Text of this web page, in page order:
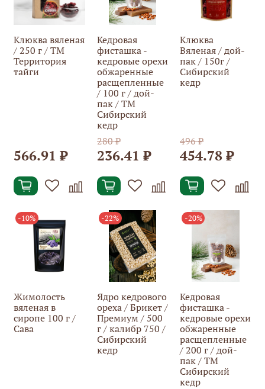
Клюква вяленая
/ 250 г / ТМ
Территория
тайги
566.91 ₽
Кедровая
фисташка -
кедровые орехи
обжаренные
расщепленные
/ 100 г / дой-
пак / ТМ
Сибирский
кедр
280 ₽
236.41 ₽
Клюква
Вяленая / дой-
пак / 150г /
Сибирский
кедр
496 ₽
454.78 ₽
-10%
Жимолость
вяленая в
сиропе 100 г /
Сава
-22%
Ядро кедрового
ореха / Брикет /
Премиум / 500
г / калибр 750 /
Сибирский
кедр
-20%
Кедровая
фисташка -
кедровые орехи
обжаренные
расщепленные
/ 200 г / дой-
пак / ТМ
Сибирский
кедр